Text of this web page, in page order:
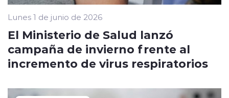
Lunes 1 de junio de 2026
El Ministerio de Salud lanzó
campaña de invierno frente al
incremento de virus respiratorios